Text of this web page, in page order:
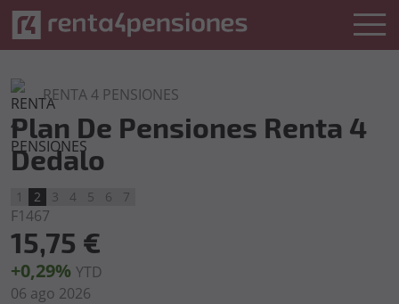
RENTA 4 PENSIONES
Plan De Pensiones Renta 4
Dedalo
1 2 3 4 5 6 7
F1467
15,75 €
+0,29% YTD
06 ago 2026